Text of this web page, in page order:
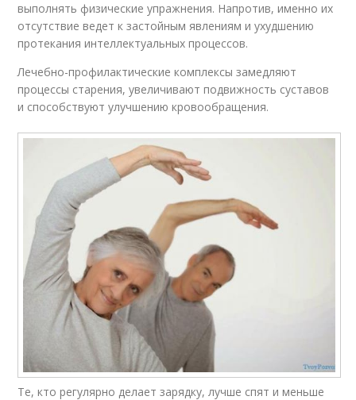
выполнять физические упражнения. Напротив, именно их
отсутствие ведет к застойным явлениям и ухудшению
протекания интеллектуальных процессов.
Лечебно-профилактические комплексы замедляют
процессы старения, увеличивают подвижность суставов
и способствуют улучшению кровообращения.
Те, кто регулярно делает зарядку, лучше спят и меньше